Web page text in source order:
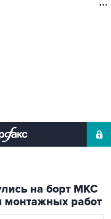
на борт МКС
монтажных работ